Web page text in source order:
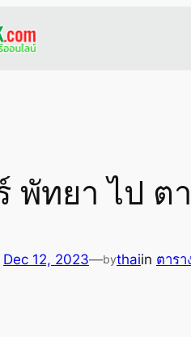
พัทยา ไป ต
Dec 12, 2023—bythaiin ตารา